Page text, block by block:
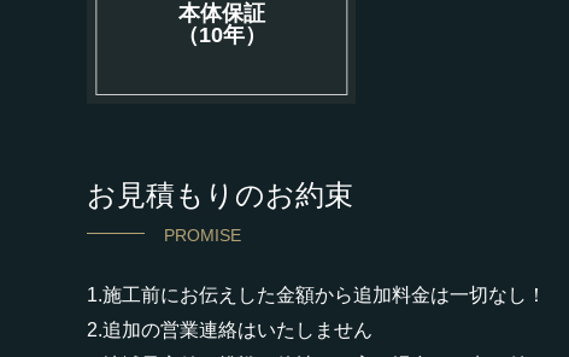
本体保証
（10年）
お見積もりのお約束
PROMISE
1.施工前にお伝えした金額から追加料金は一切なし！
2.追加の営業連絡はいたしません